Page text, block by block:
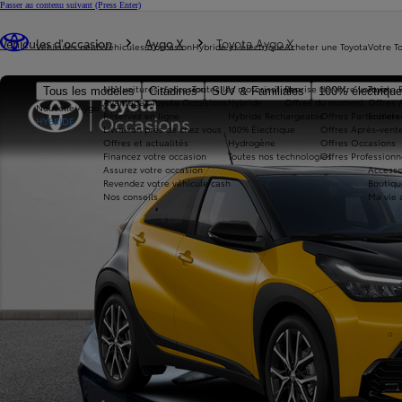
Passer au contenu suivant (Press Enter)
Véhicules neufs
Tous les modèles Citadines SUV & Familiales 100%
Nouvelle Aygo X
HYBRIDE
Véhicules d'occasion
Nos voitures d'occasion
Avantages Toyota Occasions
Réservez en ligne
Livraison près de chez vous
Offres et actualités
Financez votre occasion
Assurez votre occasion
Revendez votre véhicule cash
Nos conseils
Hybride et électrique
Toutes les motorisations
Hybride
Hybride Rechargeable
100% Électrique
Hydrogène
Toutes nos technologies
Acheter une Toyota
Reprise de votre voiture
Offres du moment
Offres Après-
Offres Occasions
Offres
Votre
Toyota
Offres
Ma vie
Véhicules d'occasion Aygo X Toyota Aygo X